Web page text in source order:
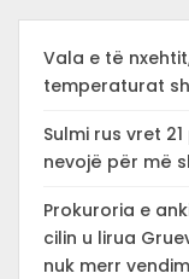
Vala e të
temperaturat
Sulmi rus vret
nevojë për më
Prokuroria e
cilin u lirua
nuk merr